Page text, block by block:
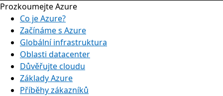
Prozkoumejte Azure
Co je Azure?
Začínáme s Azure
Globální infrastruktura
Oblasti datacenter
Důvěřujte cloudu
Základy Azure
Příběhy zákazníků